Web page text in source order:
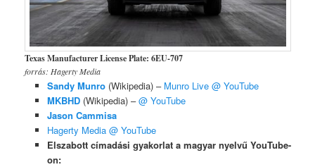
Texas Manufacturer License Plate: 6EU-707
forrás: Hagerty Media
Sandy Munro(Wikipedia) – Munro Live @ YouTube
MKBHD(Wikipedia) –@ YouTube
Jason Cammisa
Hagerty Media @ YouTube
Elszabott címadási gyakorlat a magyar nyelvű YouTube-
on: